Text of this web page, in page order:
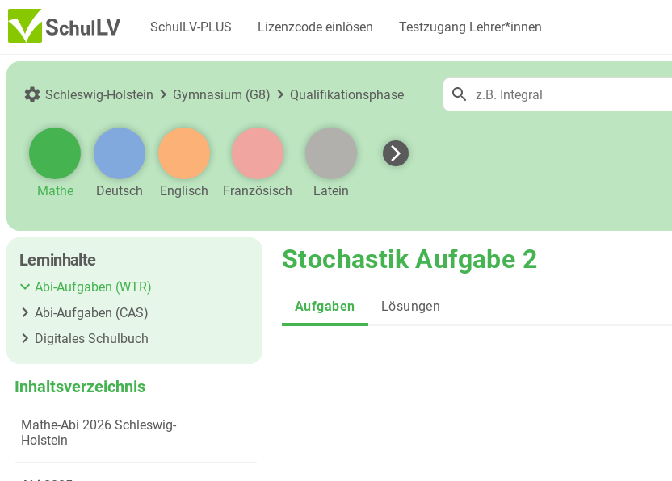
SchulLV-PLUS Lizenzcode einlösen Testzugang Lehrer*innen
Schleswig-Holstein Gymnasium (G8) Qualifikationsphase
Mathe Deutsch Englisch Französisch Latein
Lerninhalte
Abi-Aufgaben (WTR)
Abi-Aufgaben (CAS)
Digitales Schulbuch
Inhaltsverzeichnis
Mathe-Abi 2026 Schleswig-
Holstein
Stochastik Aufgabe 2
Aufgaben Lösungen